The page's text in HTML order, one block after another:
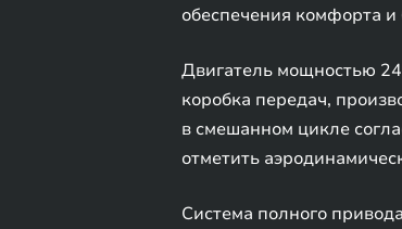
обеспечения комфорта и
Двигатель мощностью
коробка передач,
в смешанном цикле
отметить
Система полного